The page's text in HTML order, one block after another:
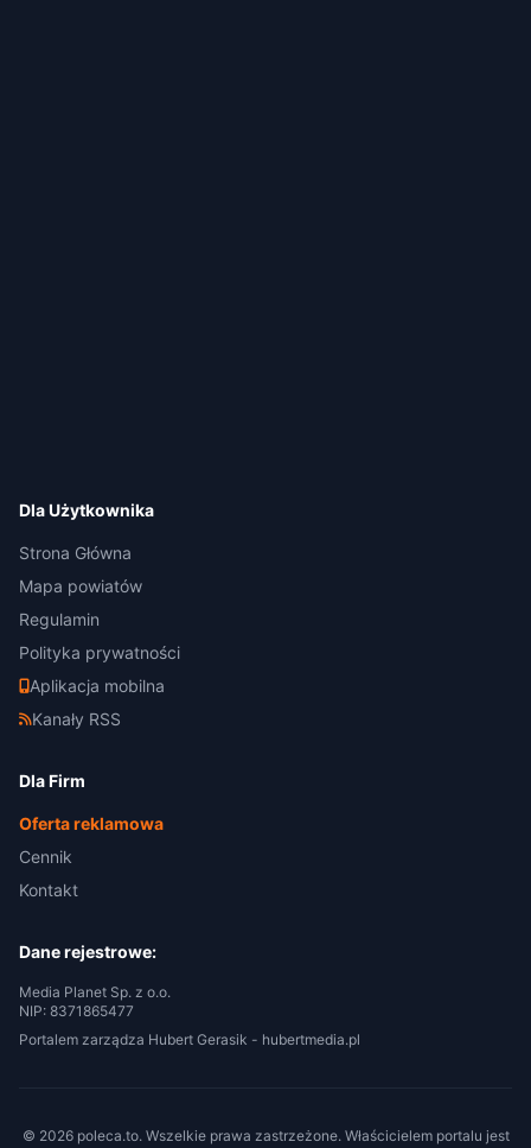
Dla Użytkownika
Strona Główna
Mapa powiatów
Regulamin
Polityka prywatności
Aplikacja mobilna
Kanały RSS
Dla Firm
Oferta reklamowa
Cennik
Kontakt
Dane rejestrowe:
Media Planet Sp. z o.o.
NIP: 8371865477
Portalem zarządza Hubert Gerasik - hubertmedia.pl
© 2026 poleca.to. Wszelkie prawa zastrzeżone. Właścicielem portalu jest